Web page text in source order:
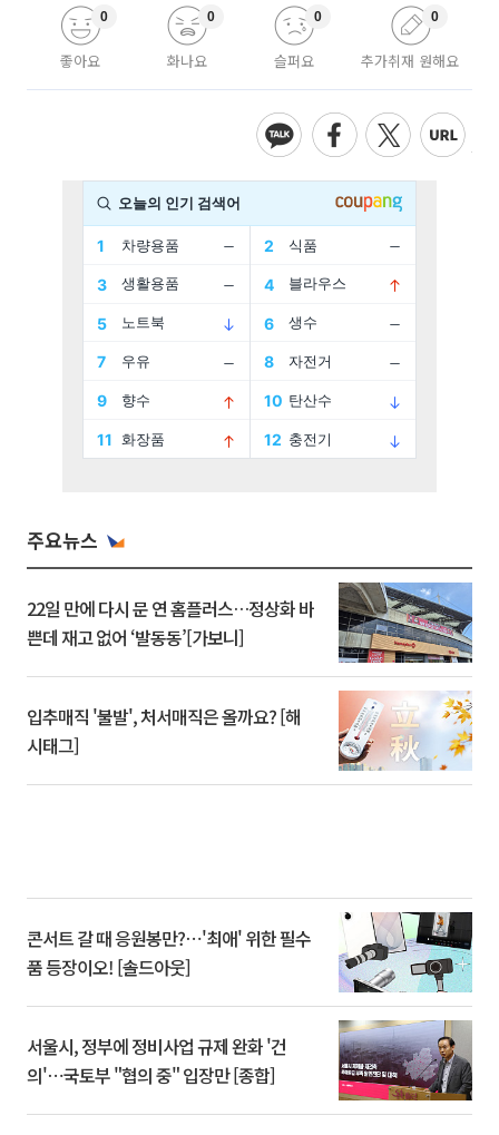
좋아요
0
화나요
0
슬퍼요
0
추가취재 원해요
0
주요뉴스
22일 만에 다시 문 연 홈플러스…정상화 바
쁜데 재고 없어 ‘발동동’[가보니]
입추매직 '불발', 처서매직은 올까요? [해
시태그]
콘서트 갈 때 응원봉만?⋯'최애' 위한 필수
품 등장이오! [솔드아웃]
서울시, 정부에 정비사업 규제 완화 '건
의'⋯국토부 "협의 중" 입장만 [종합]